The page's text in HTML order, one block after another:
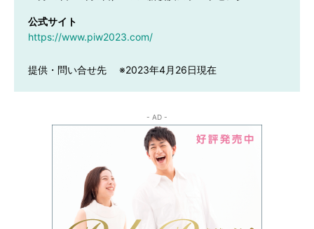
公式サイト
https://www.piw2023.com/
提供・問い合せ先 ※2023年4月26日現在
- AD -